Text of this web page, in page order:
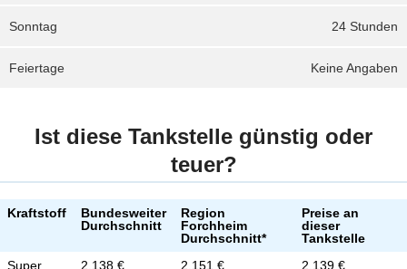
24 Stunden
Sonntag
Keine Angaben
Feiertage
Ist diese Tankstelle günstig oder
teuer?
Kraftstoff
Bundesweiter
Durchschnitt
Region
Forchheim
Durchschnitt*
Preise an
dieser
Tankstelle
Super
2.138 € 2.151 €
2.139 €